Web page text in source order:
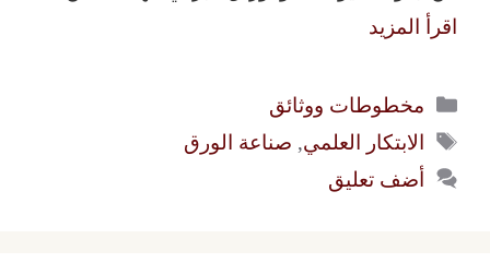
اقرأ المزيد
التصنيفات
مخطوطات ووثائق
الوسوم
الابتكار العلمي, صناعة الورق
أضف تعليق